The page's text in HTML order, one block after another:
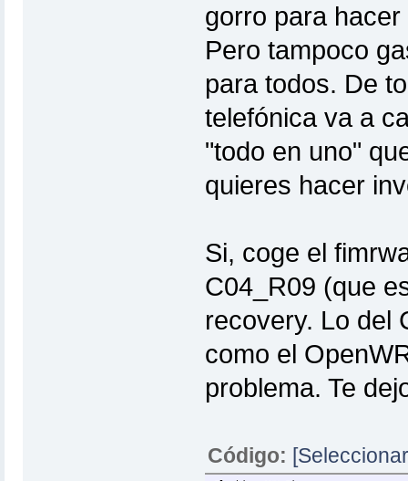
gorro para
Pero tampoco
para todos. De
telefónica va a
"todo en uno"
quieres hacer
Si, coge el
C04_R09 (que
recovery. Lo del
como el
problema. Te
Código: